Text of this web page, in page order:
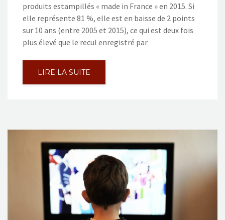
produits estampillés « made in France » en 2015. Si
elle représente 81 %, elle est en baisse de 2 points
sur 10 ans (entre 2005 et 2015), ce qui est deux fois
plus élevé que le recul enregistré par
LIRE LA SUITE